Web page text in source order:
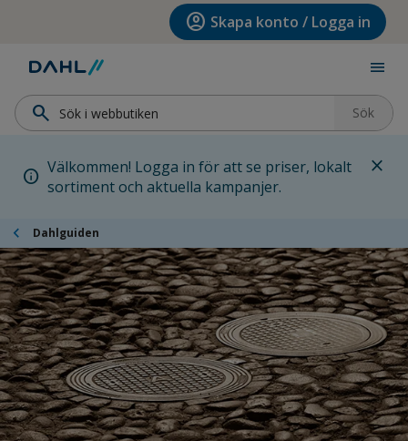
Hoppa till huvudinnehållet account_circle Skapa konto / Logga in
menu
search Sök
info Välkommen! Logga in för att se priser, lokalt
sortiment och aktuella kampanjer.
close
chevron_left Dahlguiden